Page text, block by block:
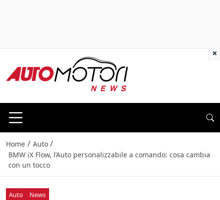
Home / Auto /
BMW iX Flow, l’Auto personalizzabile a comando: cosa cambia
con un tocco
Auto News
×